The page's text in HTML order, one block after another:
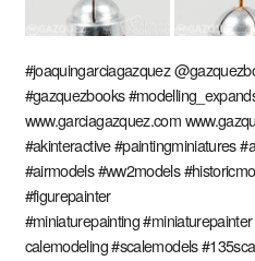
#joaquingarciagazquez
#gazquezbooks
www.garciagazquez.com
#akinteractive #paintingminiatures
#airmodels #ww2models
#figurepainter
#miniaturepainting
calemodeling #scalemodels